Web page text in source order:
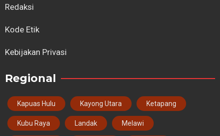
Redaksi
Kode Etik
Kebijakan Privasi
Regional
Kapuas Hulu Kayong Utara Ketapang
Kubu Raya Landak Melawi